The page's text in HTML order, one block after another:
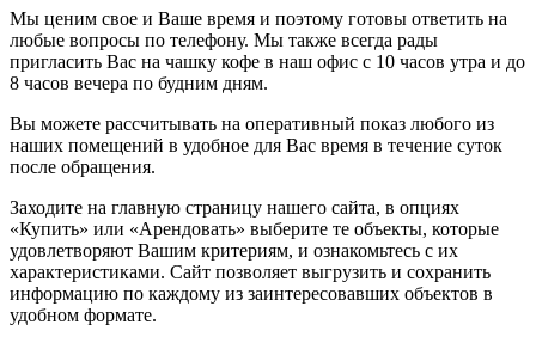
Мы ценим свое и Ваше время и поэтому готовы ответить на
любые вопросы по телефону. Мы также всегда рады
пригласить Вас на чашку кофе в наш офис с 10 часов утра и до
8 часов вечера по будним дням.
Вы можете рассчитывать на оперативный показ любого из
наших помещений в удобное для Вас время в течение суток
после обращения.
Заходите на главную страницу нашего сайта, в опциях
«Купить» или «Арендовать» выберите те объекты, которые
удовлетворяют Вашим критериям, и ознакомьтесь с их
характеристиками. Сайт позволяет выгрузить и сохранить
информацию по каждому из заинтересовавших объектов в
удобном формате.